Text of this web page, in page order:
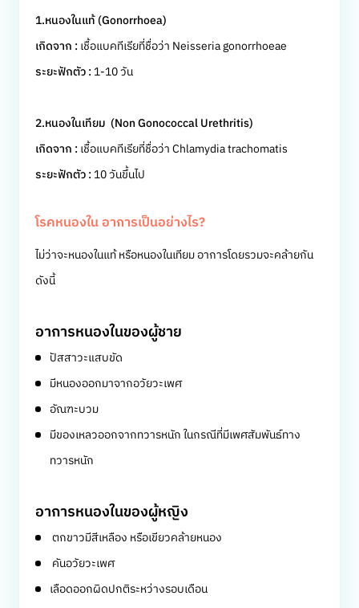
1.หนองในแท้ (Gonorrhoea)
เกิดจาก : เชื้อแบคทีเรียที่ชื่อว่า Neisseria gonorrhoeae
ระยะฟักตัว : 1-10 วัน
2.หนองในเทียม (Non Gonococcal Urethritis)
เกิดจาก : เชื้อแบคทีเรียที่ชื่อว่า Chlamydia trachomatis
ระยะฟักตัว : 10 วันขึ้นไป
โรคหนองใน อาการเป็นอย่างไร?
ไม่ว่าจะหนองในแท้ หรือหนองในเทียม อาการโดยรวมจะคล้ายกัน
ดังนี้
อาการหนองในของผู้ชาย
ปัสสาวะแสบขัด
มีหนองออกมาจากอวัยวะเพศ
อัณฑะบวม
มีของเหลวออกจากทวารหนัก ในกรณีที่มีเพศสัมพันธ์ทาง
ทวารหนัก
อาการหนองในของผู้หญิง
ตกขาวมีสีเหลือง หรือเขียวคล้ายหนอง
คันอวัยวะเพศ
เลือดออกผิดปกติระหว่างรอบเดือน